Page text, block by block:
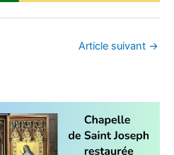
Article suivant →